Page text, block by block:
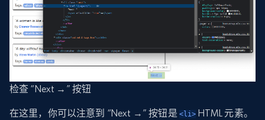
检查 “Next →” 按钮
在这里，你可以注意到 “Next →” 按钮是 <li> HTML 元素。